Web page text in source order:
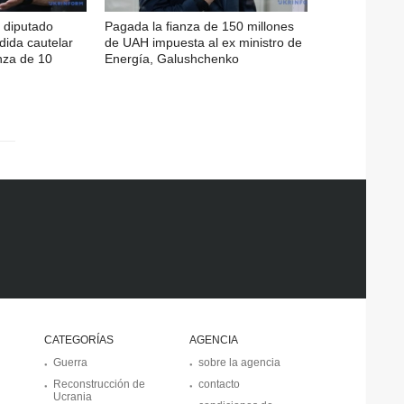
diputado
cautelar
de 10
Pagada la fianza de 150 millones
de UAH impuesta al ex ministro de
Energía, Galushchenko
CATEGORÍAS
Guerra
Reconstrucción de
Ucrania
AGENCIA
sobre la agencia
contacto